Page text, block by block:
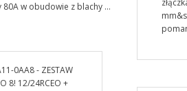
80A w obudowie z blachy ...